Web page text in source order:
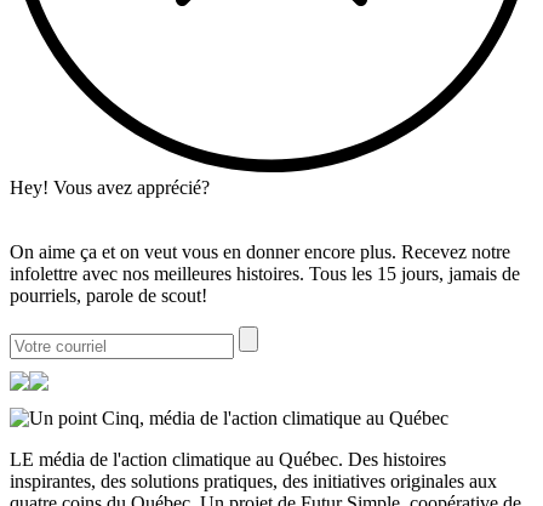
Hey! Vous avez apprécié?
On aime ça et on veut vous en donner encore plus. Recevez notre
infolettre avec nos meilleures histoires. Tous les 15 jours, jamais de
pourriels, parole de scout!
LE média de l'action climatique au Québec. Des histoires
inspirantes, des solutions pratiques, des initiatives originales aux